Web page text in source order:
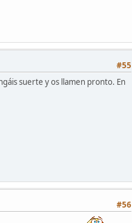
#55
suerte y os llamen pronto. En
#56